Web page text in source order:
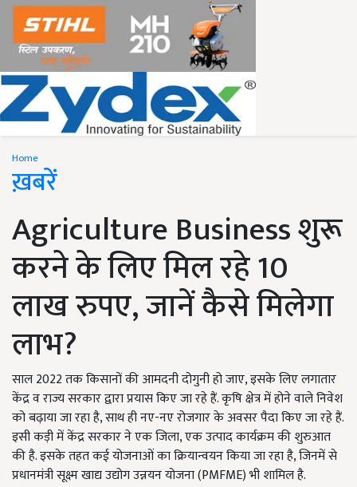
Home
ख़बरें
Agriculture Business शुरू
करने के लिए मिल रहे 10
लाख रुपए, जानें कैसे मिलेगा
लाभ?
साल 2022 तक किसानों की आमदनी दोगुनी हो जाए, इसके लिए लगातार
केंद्र व राज्य सरकार द्वारा प्रयास किए जा रहे हैं. कृषि क्षेत्र में होने वाले निवेश
को बढ़ाया जा रहा है, साथ ही नए-नए रोजगार के अवसर पैदा किए जा रहे हैं.
इसी कड़ी में केंद्र सरकार ने एक जिला, एक उत्पाद कार्यक्रम की शुरुआत
की है. इसके तहत कई योजनाओं का क्रियान्वयन किया जा रहा है, जिनमें से
प्रधानमंत्री सूक्ष्म खाद्य उद्योग उन्नयन योजना (PMFME) भी शामिल है.